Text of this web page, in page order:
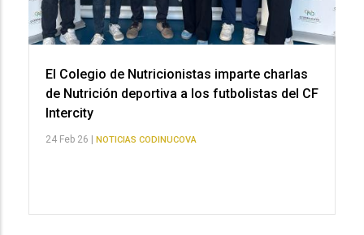
El Colegio de Nutricionistas imparte charlas
de Nutrición deportiva a los futbolistas del CF
Intercity
24 Feb 26 | NOTICIAS CODINUCOVA